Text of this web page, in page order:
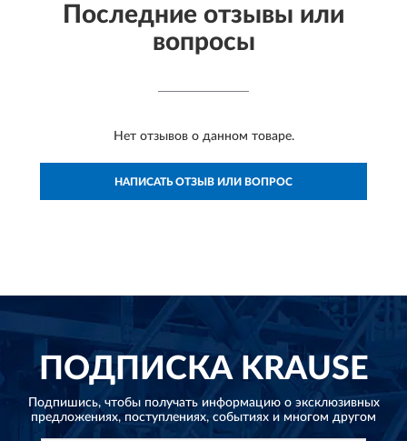
Последние отзывы или
вопросы
Нет отзывов о данном товаре.
НАПИСАТЬ ОТЗЫВ ИЛИ ВОПРОС
ПОДПИСКАKRAUSE
Подпишись, чтобы получать информацию о эксклюзивных
предложениях, поступлениях, событиях и многом другом